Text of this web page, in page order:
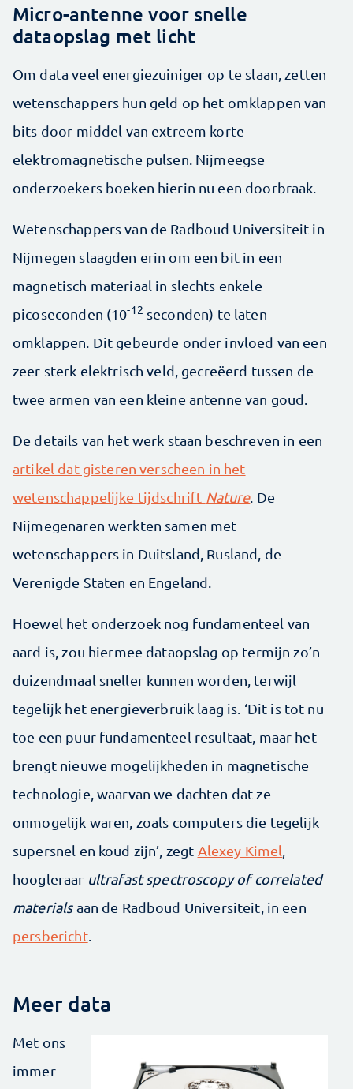
Micro-antenne voor snelle
dataopslag met licht
Om data veel energiezuiniger op te slaan, zetten
wetenschappers hun geld op het omklappen van
bits door middel van extreem korte
elektromagnetische pulsen. Nijmeegse
onderzoekers boeken hierin nu een doorbraak.
Wetenschappers van de Radboud Universiteit in
Nijmegen slaagden erin om een bit in een
magnetisch materiaal in slechts enkele
picoseconden (10-12 seconden) te laten
omklappen. Dit gebeurde onder invloed van een
zeer sterk elektrisch veld, gecreëerd tussen de
twee armen van een kleine antenne van goud.
De details van het werk staan beschreven in een
artikel dat gisteren verscheen in het
wetenschappelijke tijdschrift Nature. De
Nijmegenaren werkten samen met
wetenschappers in Duitsland, Rusland, de
Verenigde Staten en Engeland.
Hoewel het onderzoek nog fundamenteel van
aard is, zou hiermee dataopslag op termijn zo’n
duizendmaal sneller kunnen worden, terwijl
tegelijk het energieverbruik laag is. ‘Dit is tot nu
toe een puur fundamenteel resultaat, maar het
brengt nieuwe mogelijkheden in magnetische
technologie, waarvan we dachten dat ze
onmogelijk waren, zoals computers die tegelijk
supersnel en koud zijn’, zegt Alexey Kimel
hoogleraar ultrafast spectroscopy of correlated
materialsaan de Radboud Universiteit, in een
persbericht.
Meer data
Met ons
immer